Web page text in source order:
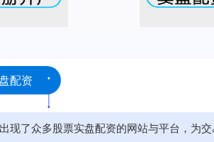
配资
了众多股票实盘配资的网站与平台，为交